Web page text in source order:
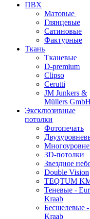
ПВХ
Матовые
Глянцевые
Сатиновые
Фактурные
Ткань
Тканевые
D-premium
Clipso
Cerutti
JM Junkers &
Müllers GmbH
Эксклюзивные
потолки
Фотопечать
3D-потолки
Звездное
Double Vision
TEQTUM
Теневые -
Kraab
Бесщелевые -
Kraab